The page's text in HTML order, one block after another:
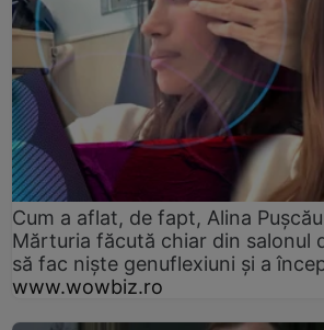
Cum a aflat, de fapt, Alina
Mărturia făcută chiar din salonul
să fac niște genuflexiuni și a
www.wowbiz.ro